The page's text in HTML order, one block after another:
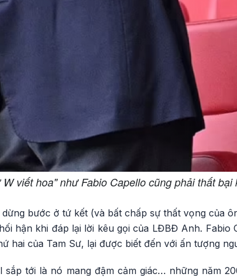
viết hoa" như Fabio Capello cũng phải thất bại
bước ở tứ kết (và bất chấp sự thất vọng của
hận khi đáp lại lời kêu gọi của LĐBĐ Anh. Fabio
hai của Tam Sư, lại được biết đến với ấn tượng
tới là nó mang đậm cảm giác… những năm